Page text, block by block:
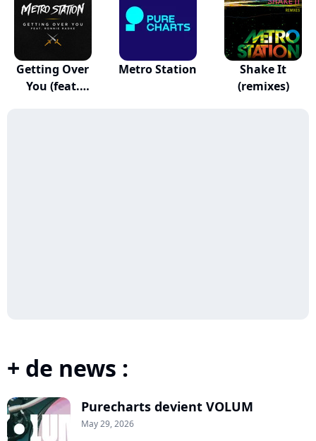
Getting Over
You (feat.
Metro Station
Shake It
(remixes)
+ de news :
Purecharts devient VOLUM
May 29, 2026